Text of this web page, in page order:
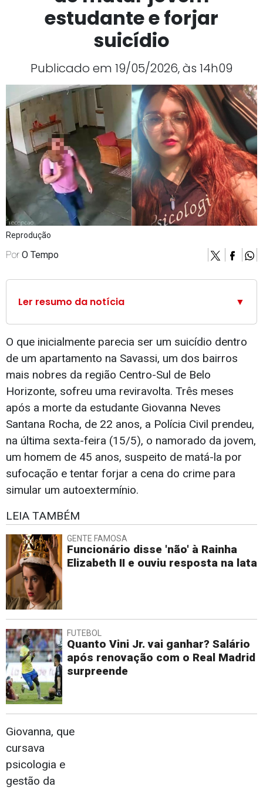
estudante e forjar
suicídio
Publicado em 19/05/2026, às 14h09
Reprodução
Por O Tempo
Ler resumo da notícia ▼
O que inicialmente parecia ser um suicídio dentro
de um apartamento na Savassi, um dos bairros
mais nobres da região Centro-Sul de Belo
Horizonte, sofreu uma reviravolta. Três meses
após a morte da estudante Giovanna Neves
Santana Rocha, de 22 anos, a Polícia Civil prendeu,
na última sexta-feira (15/5), o namorado da jovem,
um homem de 45 anos, suspeito de matá-la por
sufocação e tentar forjar a cena do crime para
simular um autoextermínio.
LEIA TAMBÉM
GENTE FAMOSA
Funcionário disse 'não' à Rainha
Elizabeth II e ouviu resposta na lata
FUTEBOL
Quanto Vini Jr. vai ganhar? Salário
após renovação com o Real Madrid
surpreende
Giovanna, que
cursava
psicologia e
gestão da